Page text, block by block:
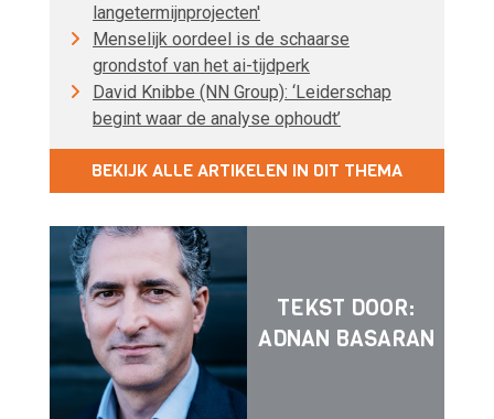
langetermijnprojecten'
Menselijk oordeel is de schaarse
grondstof van het ai-tijdperk
David Knibbe (NN Group): ‘Leiderschap
begint waar de analyse ophoudt’
BEKIJK ALLE ARTIKELEN IN DIT THEMA
TEKST DOOR:
ADNAN BASARAN